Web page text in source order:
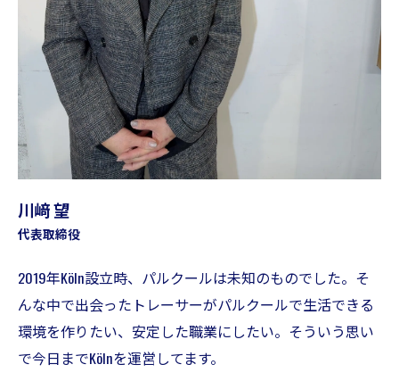
川﨑 望
代表取締役
2019年Köln設立時、パルクールは未知のものでした。そ
んな中で出会ったトレーサーがパルクールで生活できる
環境を作りたい、安定した職業にしたい。そういう思い
で今日までKölnを運営してます。